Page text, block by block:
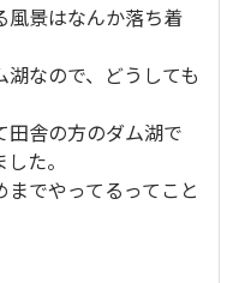
風景はなんか落ち着
なので、どうしても
田舎の方のダム湖で
た。
でやってるってこと